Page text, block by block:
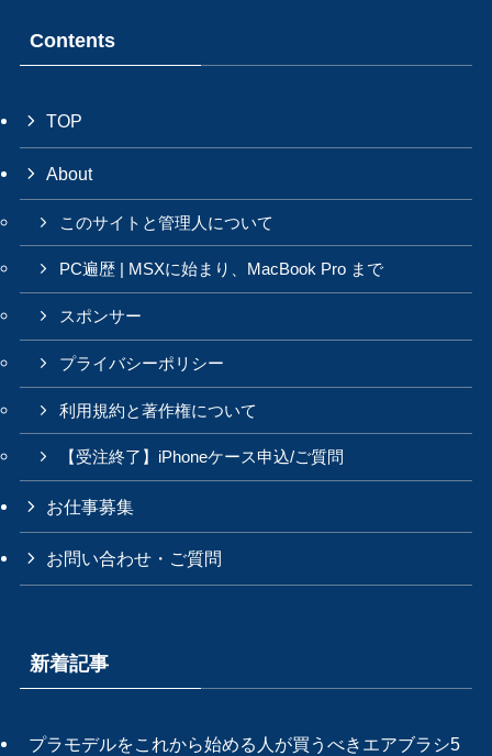
Contents
TOP
About
このサイトと管理人について
PC遍歴 | MSXに始まり、MacBook Pro まで
スポンサー
プライバシーポリシー
利用規約と著作権について
【受注終了】iPhoneケース申込/ご質問
お仕事募集
お問い合わせ・ご質問
新着記事
プラモデルをこれから始める人が買うべきエアブラシ5